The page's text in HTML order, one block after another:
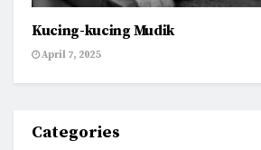
Kucing-kucing Mudik
April 7, 2025
Categories